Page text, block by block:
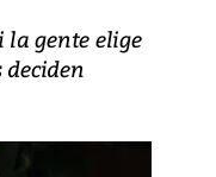
la gente elige
deciden